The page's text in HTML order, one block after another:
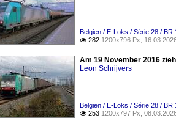
Belgien / E-Loks / Série 28 /
 282 1200x796 Px,
Am 19 November 2016
Leon Schrijvers
Belgien / E-Loks / Série 28 /
 253 1200x797 Px,